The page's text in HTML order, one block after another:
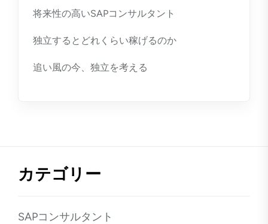
将来性の高いSAPコンサルタント
独立するとどれくらい稼げるのか
追い風の今、独立を考える
カテゴリー
SAPコンサルタント